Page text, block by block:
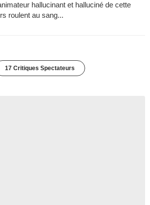
hallucinant et halluciné de cette
roulent au sang...
17 Critiques Spectateurs